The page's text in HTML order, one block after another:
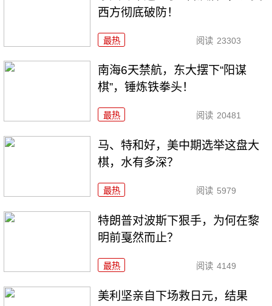
西方彻底破防！
最热 阅读 23303
南海6天禁航，东大摆下“阳谋
棋”，锤炼铁拳头！
最热 阅读 20481
马、特和好，美中期选举这盘大
棋，水有多深？
最热 阅读 5979
特朗普对波斯下狠手，为何在黎
明前戛然而止？
最热 阅读 4149
美利坚亲自下场救日元，结果